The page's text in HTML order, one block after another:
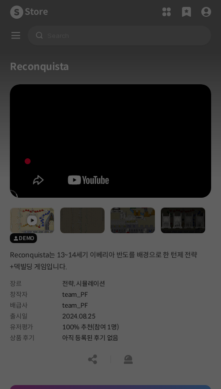
Store
Reconquista
DEMO
Reconquista는 13~14세기 이베리아 반도를 배경으로 한 턴제 전략
+덱빌딩 게임입니다.
장르 전략,시뮬레이션
창작자
team_PF
배급사
team_PF
출시일
2024.08.25
유저평가
100% 추천(참여 1명)
상품 후기
아직 등록된 후기 없음
공유하기신고하기